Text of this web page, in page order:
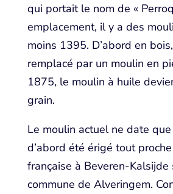
qui portait le nom de «
emplacement, il y a des
moins 1395. D’abord en
remplacé par un moulin en
1875, le moulin à huile
grain.
Le moulin actuel ne date
d’abord été érigé tout
française à Beveren-Kalsijde
commune de Alveringem.